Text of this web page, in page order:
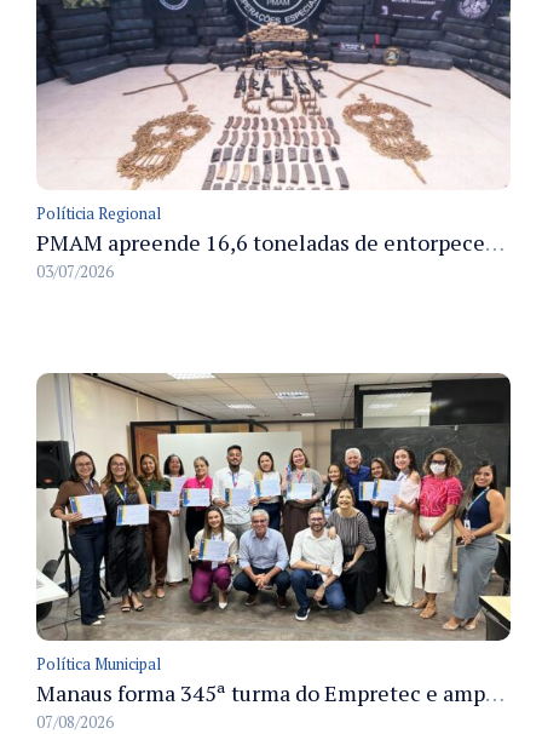
Políticia Regional
PMAM apreende 16,6 toneladas de entorpecentes e registra aumento nas prisões em flagrante e nas capturas de foragidos no primeiro semestre de 2026
03/07/2026
Política Municipal
Manaus forma 345ª turma do Empretec e amplia qualificação de empreendedores na cidade
07/08/2026